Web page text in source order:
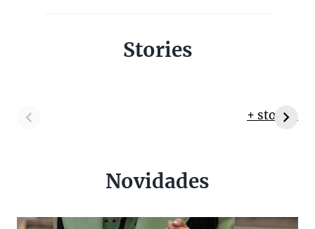
Stories
+ stories
Novidades